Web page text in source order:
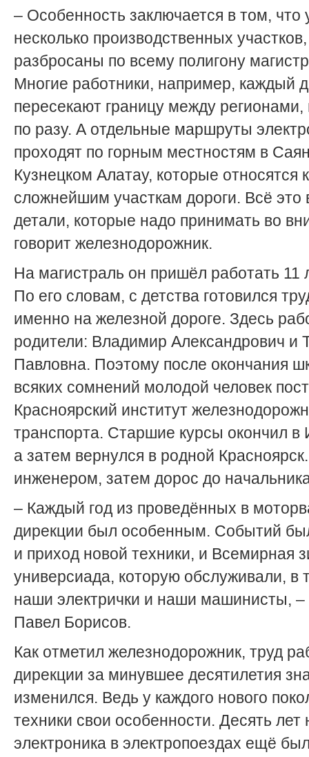
– Особенность заключается в том, что
несколько производственных
разбросаны по всему полигону
Многие работники, например, каждый
пересекают границу между
по разу. А отдельные маршруты
проходят по горным местностям в
Кузнецком Алатау, которые относятся к
сложнейшим участкам дороги. Всё это
детали, которые надо принимать во
говорит железнодорожник.
На магистраль он пришёл работать 11
По его словам, с детства готовился
именно на железной дороге. Здесь
родители: Владимир Александрович и
Павловна. Поэтому после окончания
всяких сомнений молодой человек
Красноярский институт
транспорта. Старшие курсы окончил
а затем вернулся в родной
инженером, затем дорос до
– Каждый год из проведённых в
дирекции был особенным. Событий
и приход новой техники, и Всемирная
универсиада, которую обслуживали, в
наши электрички и наши машинисты, –
Павел Борисов.
Как отметил железнодорожник, труд
дирекции за минувшее десятилетия
изменился. Ведь у каждого нового
техники свои особенности. Десять лет
электроника в электропоездах ещё